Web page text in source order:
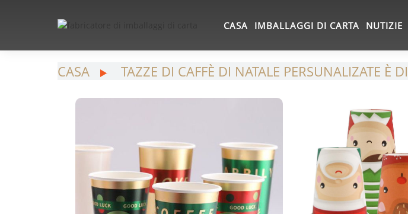
CASA IMBALLAGGI DI CARTA NUTIZIE
CASA TAZZE DI CAFFÈ DI NATALE PERSUNALIZATE È